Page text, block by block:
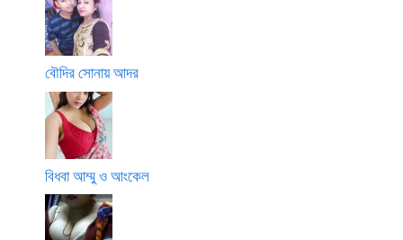
বৌদির সোনায় আদর
বিধবা আম্মু ও আংকেল